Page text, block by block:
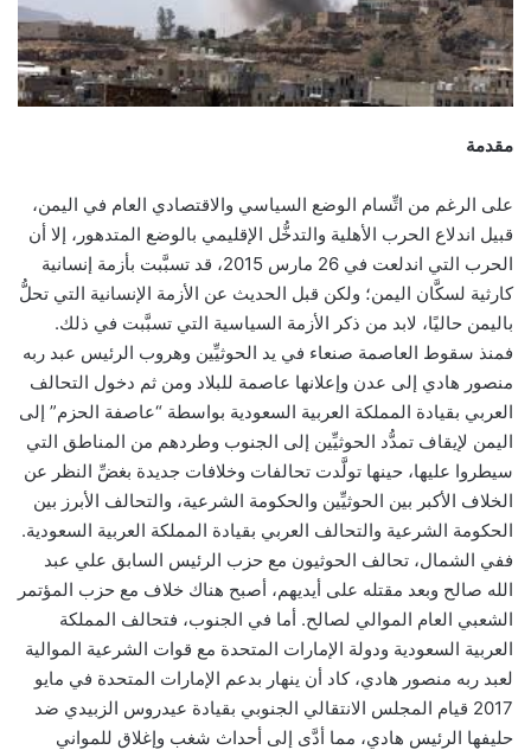
مقدمة
على الرغم من اتِّسام الوضع السياسي والاقتصادي العام في اليمن،
قبيل اندلاع الحرب الأهلية والتدخُّل الإقليمي بالوضع المتدهور، إلا أن
الحرب التي اندلعت في 26 مارس 2015، قد تسبَّبت بأزمة إنسانية
كارثية لسكَّان اليمن؛ ولكن قبل الحديث عن الأزمة الإنسانية التي تحلُّ
باليمن حاليًا، لابد من ذكر الأزمة السياسية التي تسبَّبت في ذلك.
فمنذ سقوط العاصمة صنعاء في يد الحوثيِّين وهروب الرئيس عبد ربه
منصور هادي إلى عدن وإعلانها عاصمة للبلاد ومن ثم دخول التحالف
العربي بقيادة المملكة العربية السعودية بواسطة “عاصفة الحزم” إلى
اليمن لإيقاف تمدُّد الحوثيِّين إلى الجنوب وطردهم من المناطق التي
سيطروا عليها، حينها تولَّدت تحالفات وخلافات جديدة بغضِّ النظر عن
الخلاف الأكبر بين الحوثيِّين والحكومة الشرعية، والتحالف الأبرز بين
الحكومة الشرعية والتحالف العربي بقيادة المملكة العربية السعودية.
ففي الشمال، تحالف الحوثيون مع حزب الرئيس السابق علي عبد
الله صالح وبعد مقتله على أيديهم، أصبح هناك خلاف مع حزب المؤتمر
الشعبي العام الموالي لصالح. أما في الجنوب، فتحالف المملكة
العربية السعودية ودولة الإمارات المتحدة مع قوات الشرعية الموالية
لعبد ربه منصور هادي، كاد أن ينهار بدعم الإمارات المتحدة في مايو
2017 قيام المجلس الانتقالي الجنوبي بقيادة عيدروس الزبيدي ضد
حليفها الرئيس هادي، مما أدَّى إلى أحداث شغب وإغلاق للمواني